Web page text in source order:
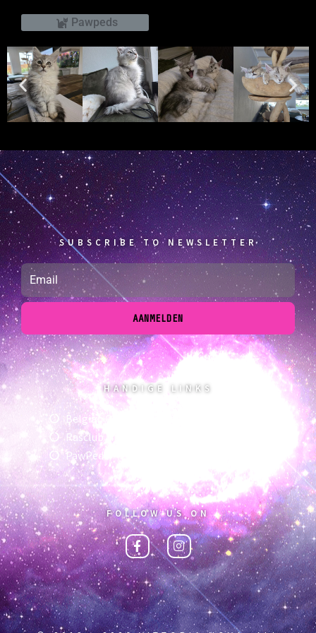
Pawpeds
SUBSCRIBE TO NEWSLETTER
AANMELDEN
HANDIGE LINKS
Belgian Cat Fanciers vzw
Rasclub Mainecoon
PawPeds
FOLLOW US ON